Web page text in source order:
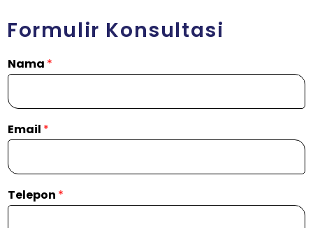
Formulir Konsultasi
Nama *
Email *
Telepon *